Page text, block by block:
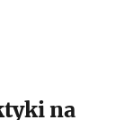
na